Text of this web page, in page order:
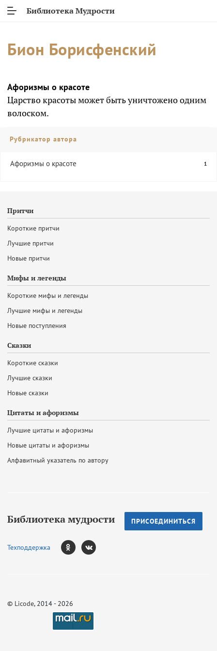
Библиотека Мудрости
Бион Борисфенский
Афоризмы о красоте
Царство красоты может быть уничтожено одним
волоском.
Рубрикатор автора
Афоризмы о красоте 1
Притчи
Короткие притчи
Лучшие притчи
Новые притчи
Мифы и легенды
Короткие мифы и легенды
Лучшие мифы и легенды
Новые поступления
Сказки
Короткие сказки
Лучшие сказки
Новые сказки
Цитаты и афоризмы
Лучшие цитаты и афоризмы
Новые цитаты и афоризмы
Алфавитный указатель по автору
Библиотека мудрости ПРИСОЕДИНИТЬСЯ
Техподдержка
© Licode, 2014 - 2026